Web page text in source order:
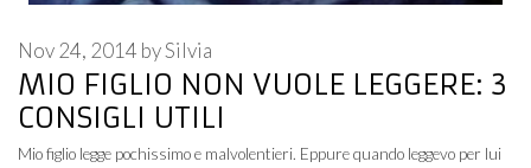
MIO FIGLIO NON VUOLE LEGGERE: 3
CONSIGLI UTILI
Nov 24, 2014 bySilvia
Mio figlio legge pochissimo e malvolentieri. Eppure quando leggevo per lui